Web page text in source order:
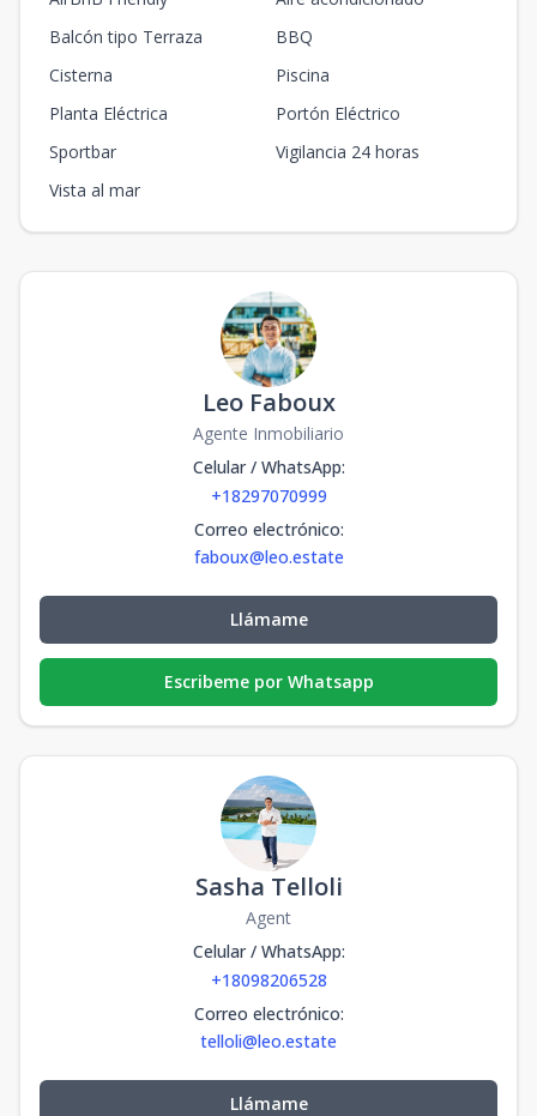
Balcón tipo Terraza
BBQ
Cisterna
Piscina
Planta Eléctrica
Portón Eléctrico
Sportbar
Vigilancia 24 horas
Vista al mar
Leo Faboux
Agente Inmobiliario
Celular / WhatsApp:
+18297070999
Correo electrónico:
faboux@leo.estate
Llámame
Escribeme por Whatsapp
Sasha Telloli
Agent
Celular / WhatsApp:
+18098206528
Correo electrónico:
telloli@leo.estate
Llámame